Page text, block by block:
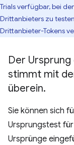
Trials verfügbar, bei
Drittanbieters zu
Drittanbieter-Tokens
Der
stimmt mit
überein.
Sie können sich
Ursprungstest
Ursprünge